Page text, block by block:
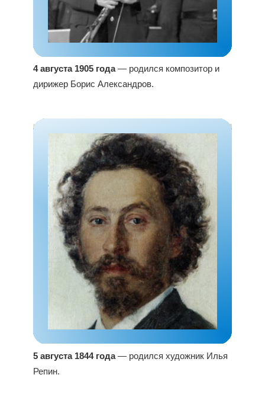
4 августа 1905 года— родился композитор и
дирижер Борис Александров.
5 августа 1844 года— родился художник Илья
Репин.